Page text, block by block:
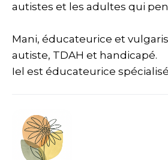
autistes et les adultes qui
Mani, éducateurice et
autiste, TDAH et handicapé.
Iel est éducateurice